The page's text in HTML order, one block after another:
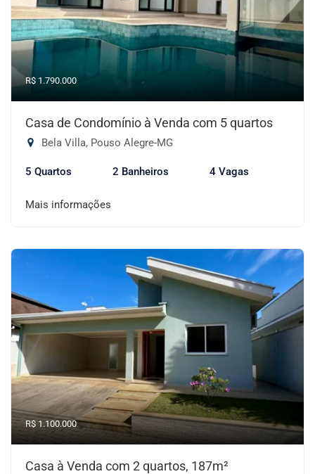
R$ 1.790.000
Casa de Condomínio à Venda com 5 quartos
Bela Villa, Pouso Alegre-MG
5 Quartos 2 Banheiros 4 Vagas
Mais informações
R$ 1.100.000
Casa à Venda com 2 quartos, 187m²